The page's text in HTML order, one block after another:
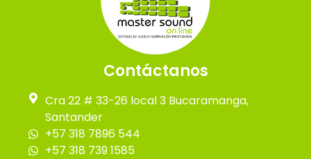
Contáctanos
Cra 22 # 33-26 local 3 Bucaramanga,
Santander
+57 318 7896 544
+57 318 739 1585